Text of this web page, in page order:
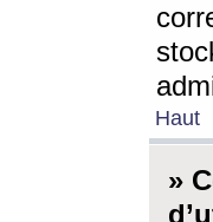
Haut
»